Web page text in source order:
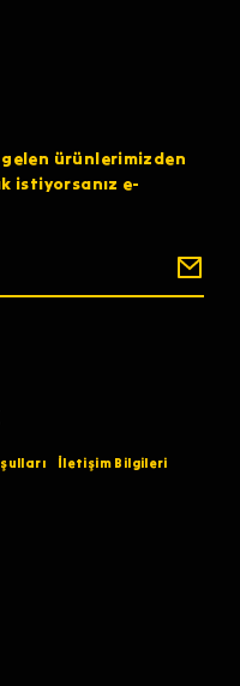
gelen ürünlerimizden
istiyorsanız e-
İletişim Bilgileri